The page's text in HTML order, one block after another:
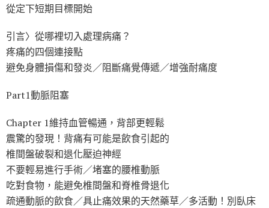
從定下短期目標開始
引言〉從哪裡切入處理病痛？
疼痛的四個連接點
避免身體損傷和發炎／阻斷痛覺傳遞／增強耐痛度
Part1動脈阻塞
Chapter 1維持血管暢通，背部更輕鬆
震驚的發現！背痛有可能是飲食引起的
椎間盤破裂和退化壓迫神經
不要輕易進行手術／堵塞的腰椎動脈
吃對食物，能避免椎間盤和脊椎骨退化
疏通動脈的飲食／具止痛效果的天然藥草／多活動！別臥床